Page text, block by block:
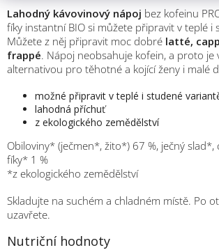
Lahodný kávovinový nápoj bez kofeinu
fíky instantní BIO si můžete připravit v teplé i
Můžete z něj připravit moc dobré latté,
frappé. Nápoj neobsahuje kofein, a proto je
alternativou pro těhotné a kojící ženy i malé
možné připravit v teplé i studené
lahodná příchuť
z ekologického zemědělství
Obiloviny* (ječmen*, žito*) 67 %, ječný slad*,
fíky* 1 %
*z ekologického zemědělství
Skladujte na suchém a chladném místě. Po
uzavřete.
Nutriční hodnoty